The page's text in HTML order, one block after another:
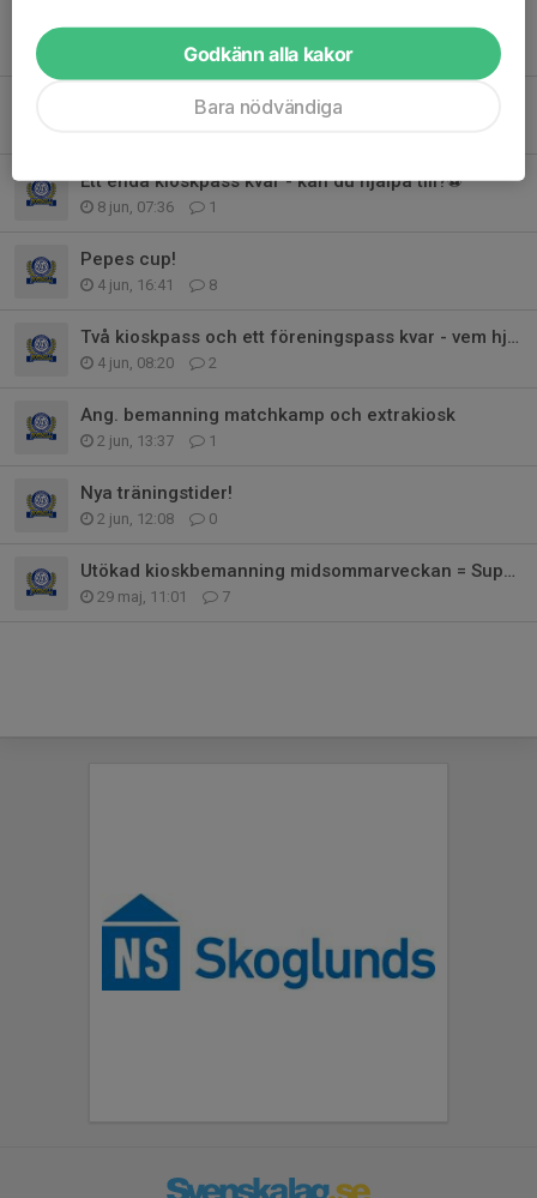
Match/Träning Onsdag 10/6
0
Inför Pepe’s cup
Ett enda kioskpass kvar - kan du hjälpa till?⚽
8 jun, 07:36 1
Pepes cup!
4 jun, 16:41 8
Två kioskpass och ett föreningspass kvar - vem hjälper oss i mål?⚽
4 jun, 08:20 2
Ang. bemanning matchkamp och extrakiosk
2 jun, 13:37 1
Nya träningstider!
2 jun, 12:08 0
Utökad kioskbemanning midsommarveckan = Superchans till lagkassan!
29 maj, 11:01 7
Godkänn alla kakor
Bara nödvändiga